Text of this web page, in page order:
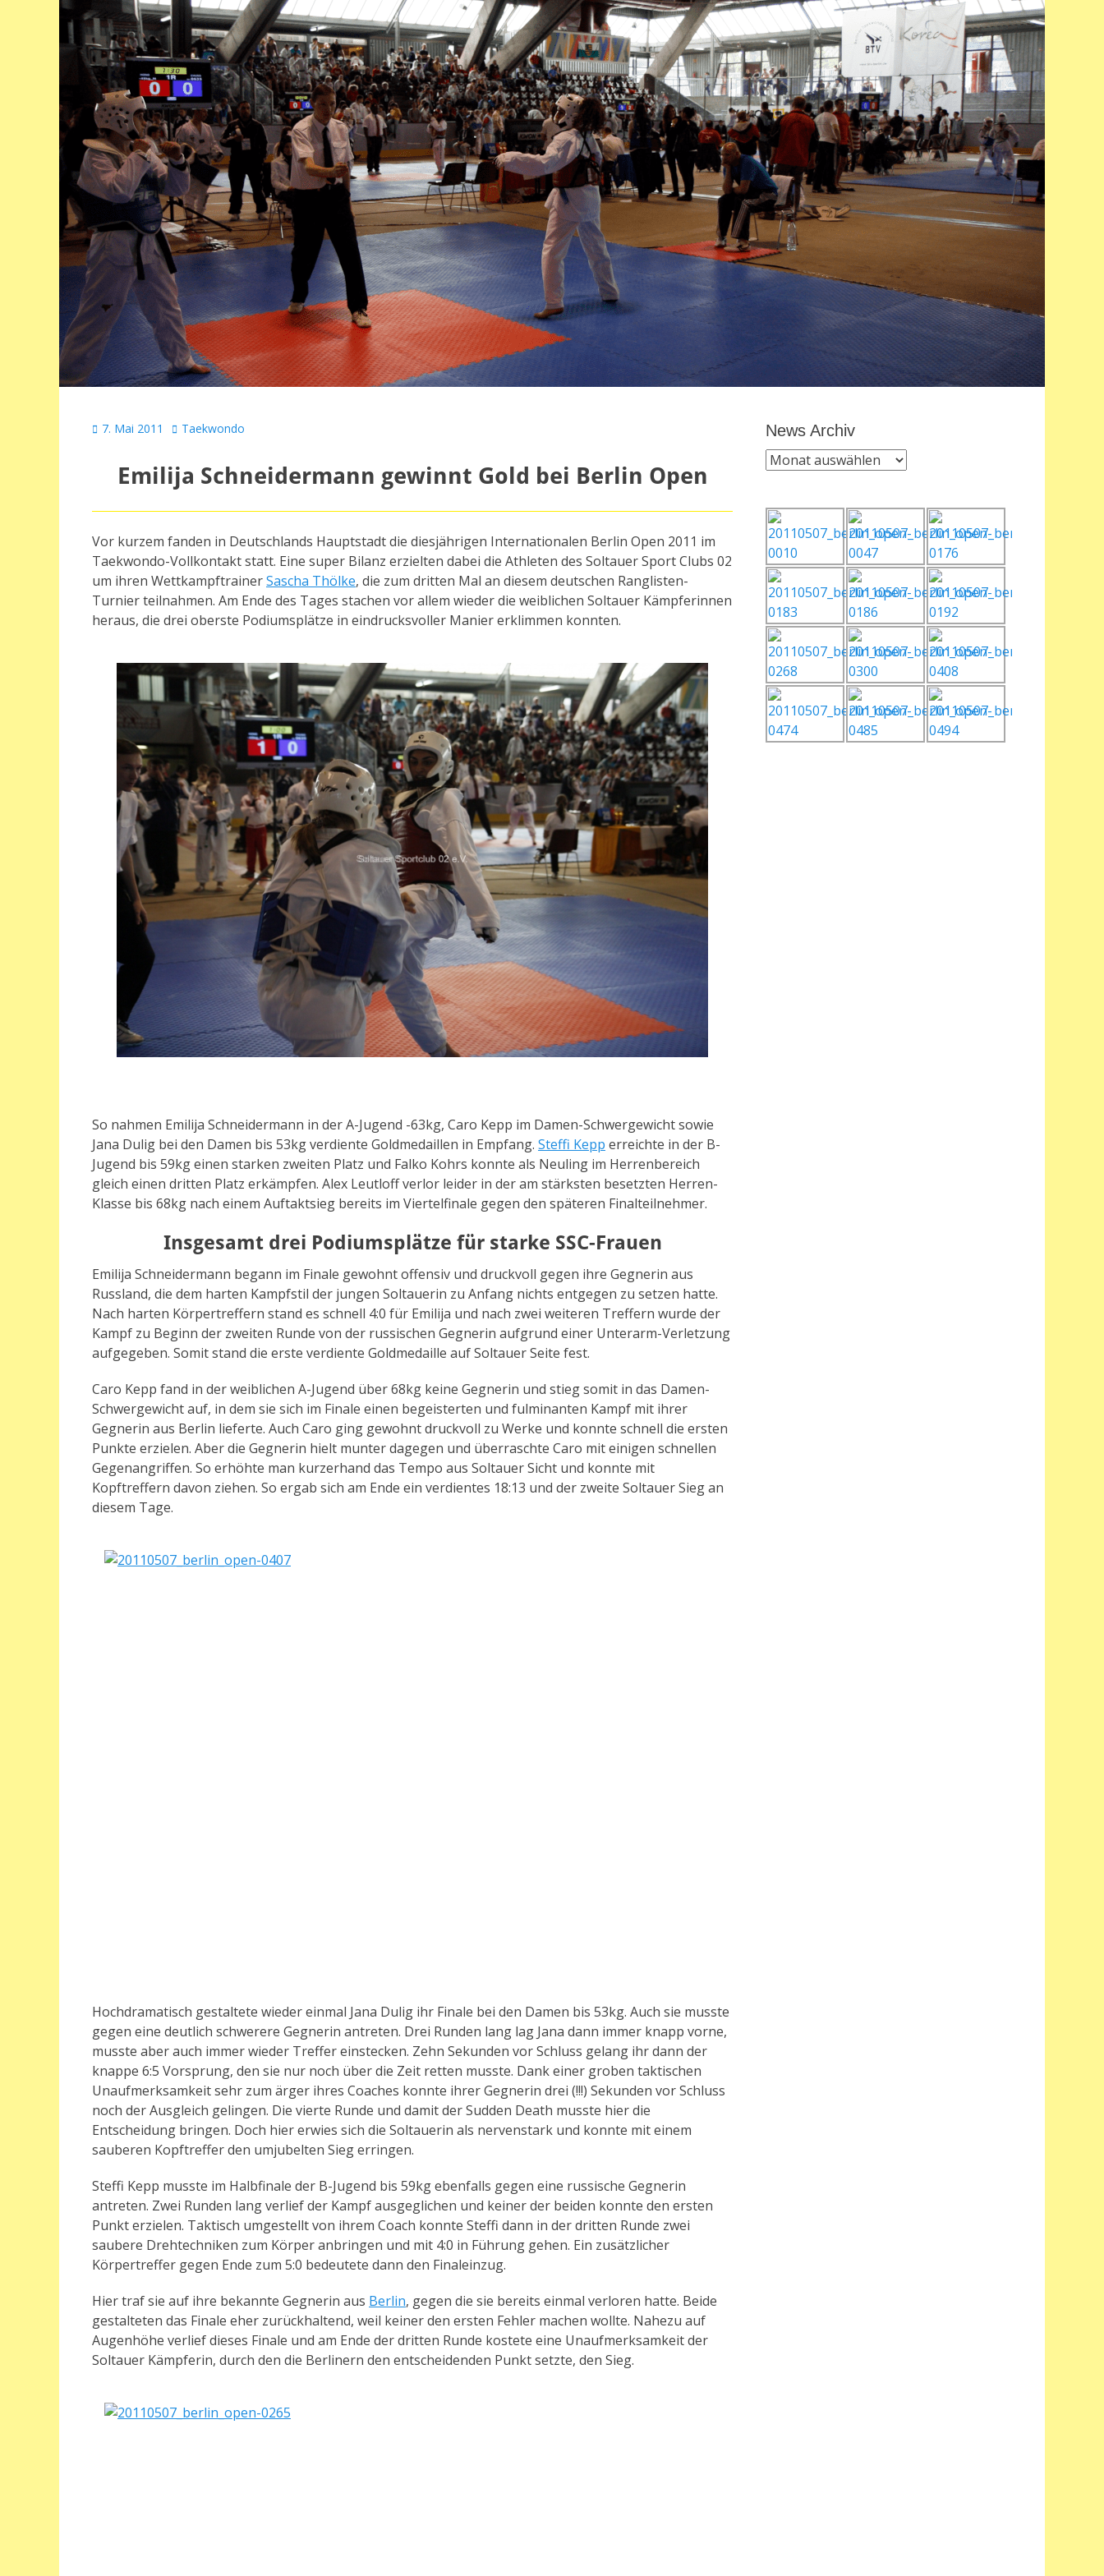
Veröffentlicht
7. Mai 2011 Autor
Taekwondo
Emilija Schneidermann gewinnt Gold bei Berlin Open
Vor kurzem fanden in Deutschlands Hauptstadt die diesjährigen Internationalen Berlin Open 2011 im
Taekwondo-Vollkontakt statt. Eine super Bilanz erzielten dabei die Athleten des Soltauer Sport Clubs 02
um ihren WettkampftrainerSascha Thölke, die zum dritten Mal an diesem deutschen Ranglisten-
Turnier teilnahmen. Am Ende des Tages stachen vor allem wieder die weiblichen Soltauer Kämpferinnen
heraus, die drei oberste Podiumsplätze in eindrucksvoller Manier erklimmen konnten.
So nahmen Emilija Schneidermann in der A-Jugend -63kg, Caro Kepp im Damen-Schwergewicht sowie
Jana Dulig bei den Damen bis 53kg verdiente Goldmedaillen in Empfang. Steffi Kepp erreichte in der B-
Jugend bis 59kg einen starken zweiten Platz und Falko Kohrs konnte als Neuling im Herrenbereich
gleich einen dritten Platz erkämpfen. Alex Leutloff verlor leider in der am stärksten besetzten Herren-
Klasse bis 68kg nach einem Auftaktsieg bereits im Viertelfinale gegen den späteren Finalteilnehmer.
Insgesamt drei Podiumsplätze für starke SSC-Frauen
Emilija Schneidermann begann im Finale gewohnt offensiv und druckvoll gegen ihre Gegnerin aus
Russland, die dem harten Kampfstil der jungen Soltauerin zu Anfang nichts entgegen zu setzen hatte.
Nach harten Körpertreffern stand es schnell 4:0 für Emilija und nach zwei weiteren Treffern wurde der
Kampf zu Beginn der zweiten Runde von der russischen Gegnerin aufgrund einer Unterarm-Verletzung
aufgegeben. Somit stand die erste verdiente Goldmedaille auf Soltauer Seite fest.
Caro Kepp fand in der weiblichen A-Jugend über 68kg keine Gegnerin und stieg somit in das Damen-
Schwergewicht auf, in dem sie sich im Finale einen begeisterten und fulminanten Kampf mit ihrer
Gegnerin aus Berlin lieferte. Auch Caro ging gewohnt druckvoll zu Werke und konnte schnell die ersten
Punkte erzielen. Aber die Gegnerin hielt munter dagegen und überraschte Caro mit einigen schnellen
Gegenangriffen. So erhöhte man kurzerhand das Tempo aus Soltauer Sicht und konnte mit
Kopftreffern davon ziehen. So ergab sich am Ende ein verdientes 18:13 und der zweite Soltauer Sieg an
diesem Tage.
Hochdramatisch gestaltete wieder einmal Jana Dulig ihr Finale bei den Damen bis 53kg. Auch sie musste
gegen eine deutlich schwerere Gegnerin antreten. Drei Runden lang lag Jana dann immer knapp vorne,
musste aber auch immer wieder Treffer einstecken. Zehn Sekunden vor Schluss gelang ihr dann der
knappe 6:5 Vorsprung, den sie nur noch über die Zeit retten musste. Dank einer groben taktischen
Unaufmerksamkeit sehr zum ärger ihres Coaches konnte ihrer Gegnerin drei (!!!) Sekunden vor Schluss
noch der Ausgleich gelingen. Die vierte Runde und damit der Sudden Death musste hier die
Entscheidung bringen. Doch hier erwies sich die Soltauerin als nervenstark und konnte mit einem
sauberen Kopftreffer den umjubelten Sieg erringen.
Steffi Kepp musste im Halbfinale der B-Jugend bis 59kg ebenfalls gegen eine russische Gegnerin
antreten. Zwei Runden lang verlief der Kampf ausgeglichen und keiner der beiden konnte den ersten
Punkt erzielen. Taktisch umgestellt von ihrem Coach konnte Steffi dann in der dritten Runde zwei
saubere Drehtechniken zum Körper anbringen und mit 4:0 in Führung gehen. Ein zusätzlicher
Körpertreffer gegen Ende zum 5:0 bedeutete dann den Finaleinzug.
Hier traf sie auf ihre bekannte Gegnerin aus Berlin, gegen die sie bereits einmal verloren hatte. Beide
gestalteten das Finale eher zurückhaltend, weil keiner den ersten Fehler machen wollte. Nahezu auf
Augenhöhe verlief dieses Finale und am Ende der dritten Runde kostete eine Unaufmerksamkeit der
Soltauer Kämpferin, durch den die Berlinern den entscheidenden Punkt setzte, den Sieg.
News Archiv
News